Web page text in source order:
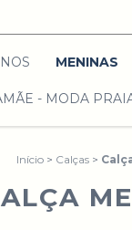
MENINAS
- MODA
Início > Calças >